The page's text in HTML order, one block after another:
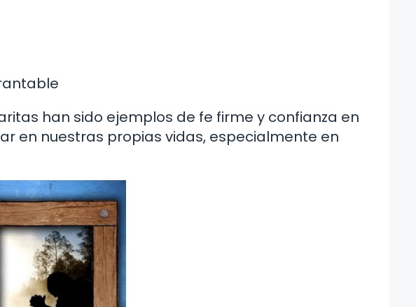
han sido ejemplos de fe firme y confianza en
en nuestras propias vidas, especialmente en